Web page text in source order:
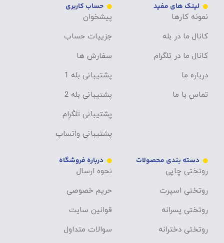
لینک های مفید
نمونه کارها
کانال ما در بله
کانال ما در تلگرام
درباره ما
تماس با ما
حساب کاربری
پیشخوان
جزییات حساب
سفارش ها
پشتیبانی بله 1
پشتیبانی بله 2
پشتیبانی تلگرام
پشتیبانی واتساپ
دسته بندی محصولات
روتختی چاپی
روتختی اسپرت
روتختی پسرانه
روتختی دخترانه
درباره فروشگاه
نحوه ارسال
حریم خصوصی
قوانین سایت
سوالات متداول